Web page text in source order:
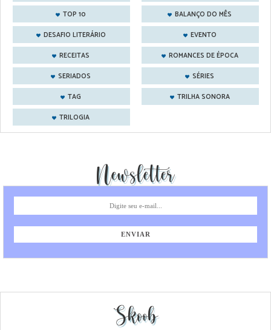
TOP 10
BALANÇO DO MÊS
DESAFIO LITERÁRIO
EVENTO
RECEITAS
ROMANCES DE ÉPOCA
SERIADOS
SÉRIES
TAG
TRILHA SONORA
TRILOGIA
Newsletter
Skoob